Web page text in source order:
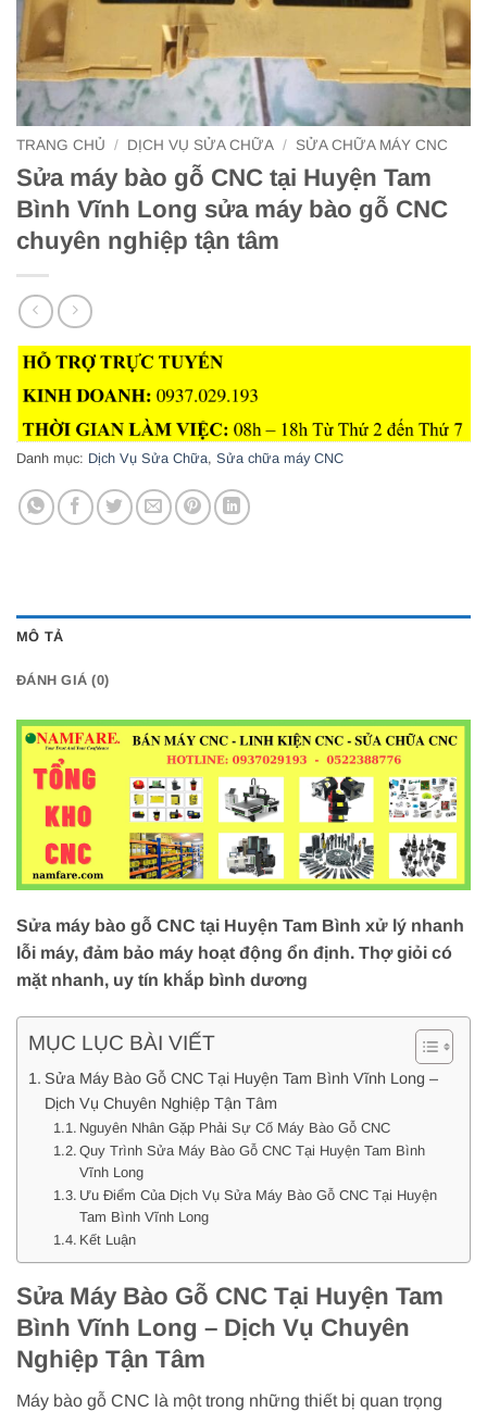
TRANG CHỦ / DỊCH VỤ SỬA CHỮA / SỬA CHỮA MÁY CNC
Sửa máy bào gỗ CNC tại Huyện Tam
Bình Vĩnh Long sửa máy bào gỗ CNC
chuyên nghiệp tận tâm
Danh mục: Dịch Vụ Sửa Chữa, Sửa chữa máy CNC
MÔ TẢ
ĐÁNH GIÁ (0)
Sửa máy bào gỗ CNC tại Huyện Tam Bình xử lý nhanh
lỗi máy, đảm bảo máy hoạt động ổn định. Thợ giỏi có
mặt nhanh, uy tín khắp bình dương
MỤC LỤC BÀI VIẾT
Sửa Máy Bào Gỗ CNC Tại Huyện Tam Bình Vĩnh Long –
Dịch Vụ Chuyên Nghiệp Tận Tâm
Nguyên Nhân Gặp Phải Sự Cố Máy Bào Gỗ CNC
Quy Trình Sửa Máy Bào Gỗ CNC Tại Huyện Tam Bình
Vĩnh Long
Ưu Điểm Của Dịch Vụ Sửa Máy Bào Gỗ CNC Tại Huyện
Tam Bình Vĩnh Long
Kết Luận
Sửa Máy Bào Gỗ CNC Tại Huyện Tam
Bình Vĩnh Long – Dịch Vụ Chuyên
Nghiệp Tận Tâm
Máy bào gỗ CNC là một trong những thiết bị quan trọng